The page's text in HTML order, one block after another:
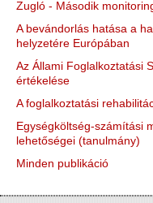
Zugló - Második
A bevándorlás hatása a
helyzetére Európában
Az Állami Foglalkoztatási
értékelése
A foglalkoztatási
Egységköltség-számítási
lehetőségei (tanulmány)
Minden publikáció